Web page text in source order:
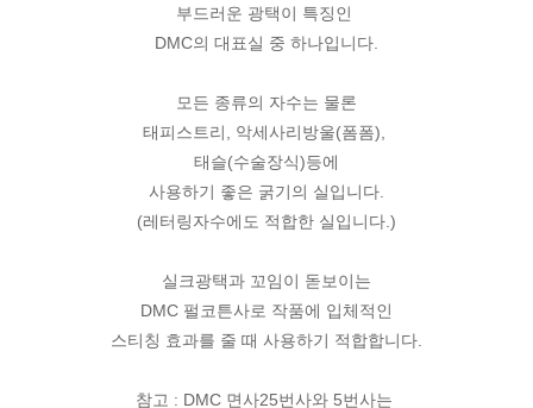
부드러운 광택이 특징인
DMC의 대표실 중 하나입니다.
모든 종류의 자수는 물론
태피스트리, 악세사리방울(폼폼),
태슬(수술장식)등에
사용하기 좋은 굵기의 실입니다.
(레터링자수에도 적합한 실입니다.)
실크광택과 꼬임이 돋보이는
DMC 펄코튼사로 작품에 입체적인
스티칭 효과를 줄 때 사용하기 적합합니다.
참고 : DMC 면사25번사와 5번사는